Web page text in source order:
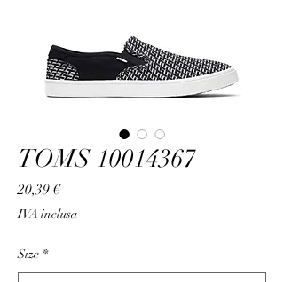
TOMS 10014367
20,39 €Prezzo
IVA inclusa
Size *